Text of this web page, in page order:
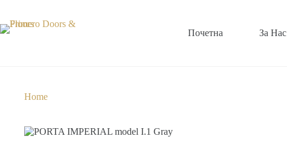
Почетна За Нас
Home